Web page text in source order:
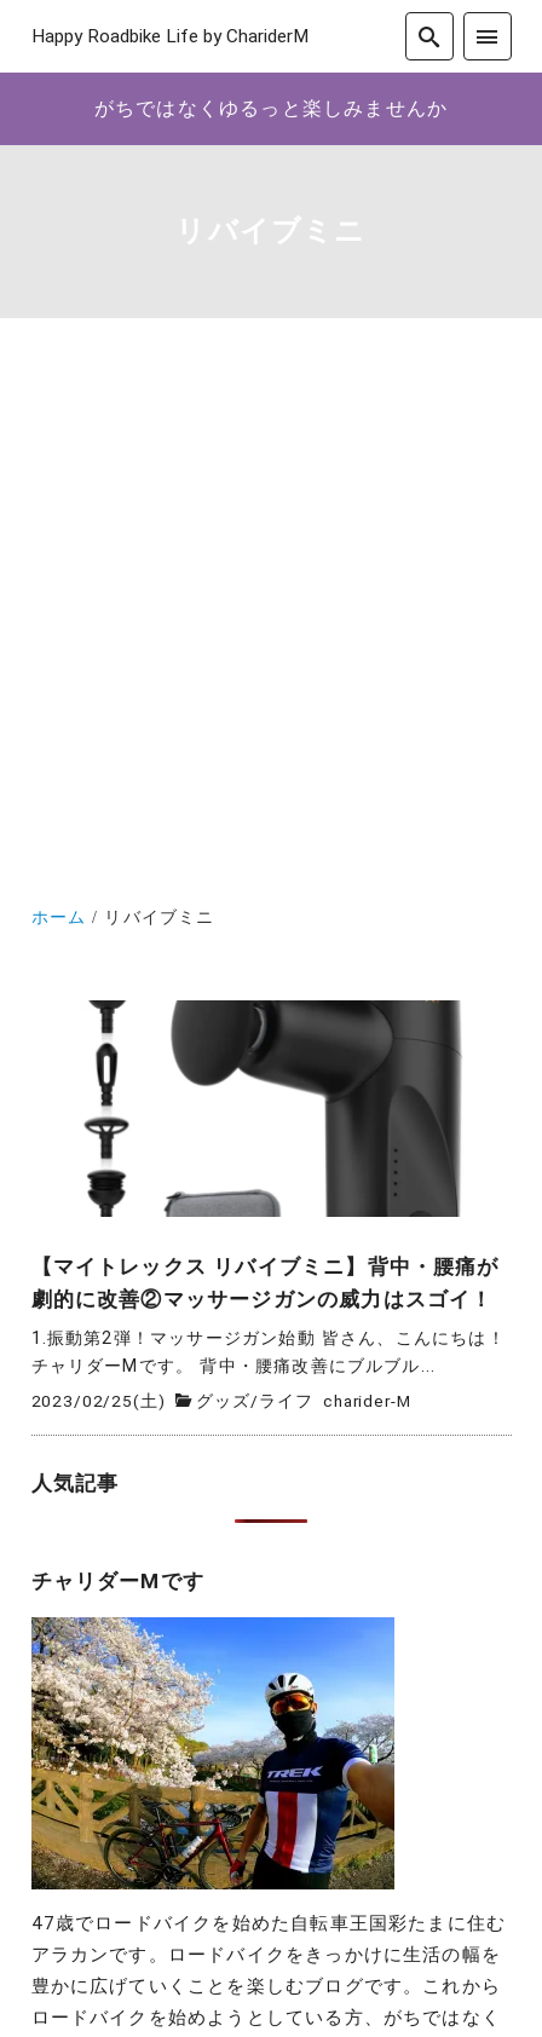
Happy Roadbike Life by ChariderM
がちではなくゆるっと楽しみませんか
リバイブミニ
ホーム リバイブミニ
【マイトレックス リバイブミニ】背中・腰痛が
劇的に改善②マッサージガンの威力はスゴイ！
1.振動第2弾！マッサージガン始動 皆さん、こんにちは！
チャリダーMです。 背中・腰痛改善にブルブル...
2023/02/25(土) グッズ/ライフ charider-M
人気記事
チャリダーMです
47歳でロードバイクを始めた自転車王国彩たまに住む
アラカンです。ロードバイクをきっかけに生活の幅を
豊かに広げていくことを楽しむブログです。これから
ロードバイクを始めようとしている方、がちではなく